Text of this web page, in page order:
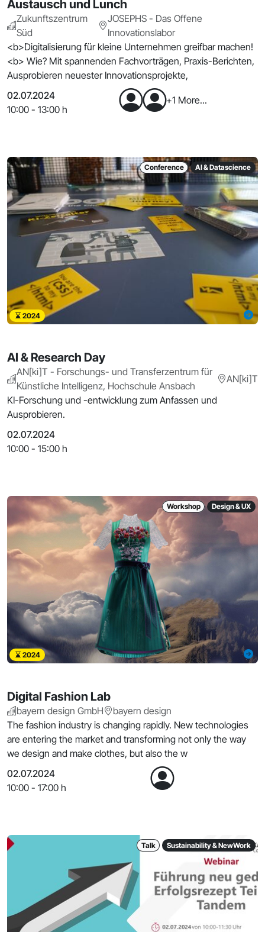
Austausch und Lunch
Zukunftszentrum
Süd
JOSEPHS - Das Offene
Innovationslabor
<b>Digitalisierung für kleine Unternehmen greifbar machen!
<b> Wie? Mit spannenden Fachvorträgen, Praxis-Berichten,
Ausprobieren neuester Innovationsprojekte,
02.07.2024
10:00 - 13:00 h
+1 More...
Conference AI & Datascience
2024
AI & Research Day
AN[ki]T - Forschungs- und Transferzentrum für
Künstliche Intelligenz, Hochschule Ansbach
AN[ki]T
KI-Forschung und -entwicklung zum Anfassen und
Ausprobieren.
02.07.2024
10:00 - 15:00 h
Workshop Design & UX
2024
Digital Fashion Lab
bayern design GmbH
bayern design
The fashion industry is changing rapidly. New technologies
are entering the market and transforming not only the way
we design and make clothes, but also the w
02.07.2024
10:00 - 17:00 h
Talk Sustainability & NewWork